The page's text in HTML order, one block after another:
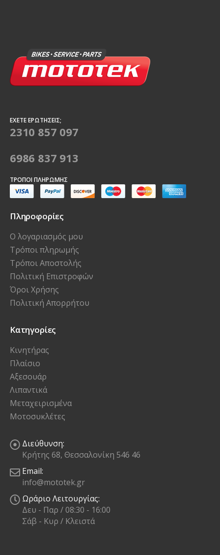
ΈΧΕΤΕ ΕΡΩΤΉΣΕΙΣ;
2310 857 097
6986 837 913
ΤΡΌΠΟΙ ΠΛΗΡΩΜΉΣ
Πληροφορίες
Ο λογαριασμός μου
Τρόποι πληρωμής
Τρόποι Αποστολής
Πολιτική Επιστροφών
Όροι Χρήσης
Πολιτική Απορρήτου
Κατηγορίες
Κινητήρας
Πλαίσιο
Αξεσουάρ
Λιπαντικά
Μεταχειρισμένα
Μοτοσυκλέτες
Διεύθυνση:
Κρήτης 68, Θεσσαλονίκη 546 46
Email:
info@mototek.gr
Ωράριο Λειτουργίας:
Δευ - Παρ / 08:30 - 16:00
Σάβ - Κυρ / Κλειστά